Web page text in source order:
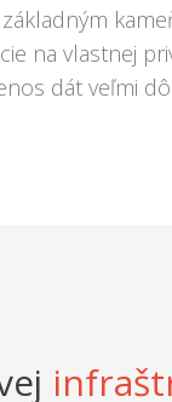
na vlastnej
dát veľmi